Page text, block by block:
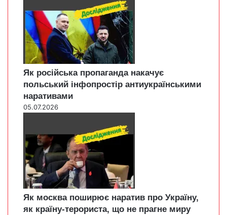
Як російська пропаганда накачує
польський інфопростір антиукраїнськими
наративами
05.07.2026
Як москва поширює наратив про Україну,
як країну-терориста, що не прагне миру